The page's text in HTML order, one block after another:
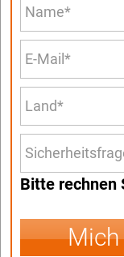
Bitte rechnen